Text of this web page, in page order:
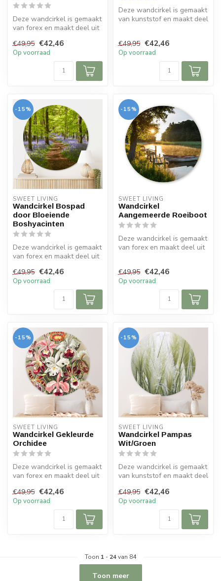
Deze wandcirkel is gemaakt
van forex en maakt deel uit
€49,95 €42,46
Op voorraad
Deze wandcirkel is gemaakt
van kunststof en maakt deel
€49,95 €42,46
Op voorraad
-15%
SWEET LIVING
Wandcirkel Bospad
door Bloeiende
Boshyacinten
Deze wandcirkel is gemaakt
van forex en maakt deel uit
€49,95 €42,46
Op voorraad
-15%
SWEET LIVING
Wandcirkel
Aangemeerde Roeiboot
Deze wandcirkel is gemaakt
van forex en maakt deel uit
€49,95 €42,46
Op voorraad
-15%
SWEET LIVING
Wandcirkel Gekleurde
Orchidee
Deze wandcirkel is gemaakt
van forex en maakt deel uit
€49,95 €42,46
Op voorraad
-15%
SWEET LIVING
Wandcirkel Pampas
Wit/Groen
Deze wandcirkel is gemaakt
van kunststof en maakt deel
€49,95 €42,46
Op voorraad
Toon 1 - 24van 84
Toon meer